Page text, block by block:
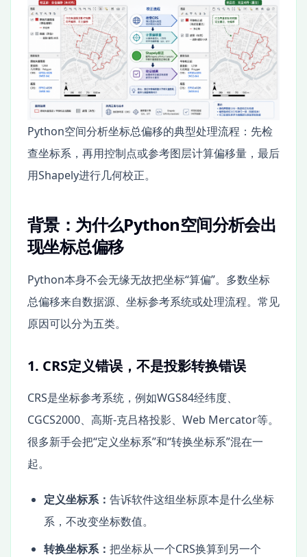
Python空间分析坐标总偏移的典型处理流程：先检
查坐标系，再用控制点或参考图层计算偏移量，最后
用Shapely进行几何校正。
背景：为什么Python空间分析会出
现坐标总偏移
Python本身不会无缘无故把坐标“算偏”。多数坐标
总偏移来自数据源、坐标参考系统或处理流程。常见
原因可以分为五类。
1. CRS定义错误，不是投影转换错误
CRS是坐标参考系统，例如WGS84经纬度、
CGCS2000、高斯-克吕格投影、Web Mercator等。
很多新手会把“定义坐标系”和“转换坐标系”混在一
起。
定义坐标系： 告诉软件这组坐标原本是什么坐标
系，不改变坐标数值。
转换坐标系： 把坐标从一个CRS换算到另一个